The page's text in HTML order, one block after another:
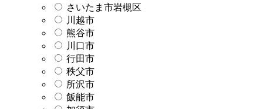
さいたま市岩槻区
川越市
熊谷市
川口市
行田市
秩父市
所沢市
飯能市